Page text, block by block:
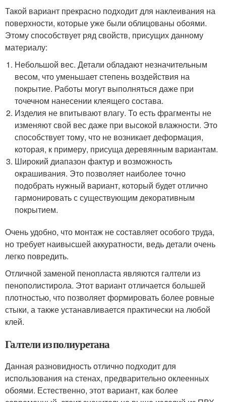
Такой вариант прекрасно подходит для наклеивания на
поверхности, которые уже были облицованы обоями.
Этому способствует ряд свойств, присущих данному
материалу:
Небольшой вес. Детали обладают незначительным
весом, что уменьшает степень воздействия на
покрытие. Работы могут выполняться даже при
точечном нанесении клеящего состава.
Изделия не впитывают влагу. То есть фрагменты не
изменяют свой вес даже при высокой влажности. Это
способствует тому, что не возникает деформация,
которая, к примеру, присуща деревянным вариантам.
Широкий диапазон фактур и возможность
окрашивания. Это позволяет наиболее точно
подобрать нужный вариант, который будет отлично
гармонировать с существующим декоративным
покрытием.
Очень удобно, что монтаж не составляет особого труда,
но требует наивысшей аккуратности, ведь детали очень
легко повредить.
Отличной заменой пенопласта являются галтели из
пенополистирола. Этот вариант отличается большей
плотностью, что позволяет формировать более ровные
стыки, а также устанавливается практически на любой
клей.
Галтели из полиуретана
Данная разновидность отлично подходит для
использования на стенах, предварительно оклеенных
обоями. Естественно, этот вариант, как более